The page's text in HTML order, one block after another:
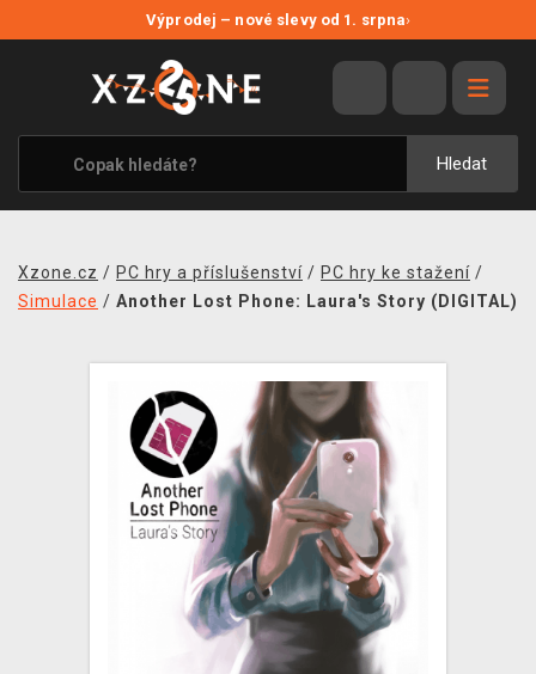
Výprodej – nové slevy od 1. srpna›
Hledat
VÝPRODEJ
VIDEOHRY
XZONE ORIGINALS
TÉMATIKY
MERCHANDISE
PRODEJNY
Xzone.cz / PC hry a příslušenství / PC hry ke stažení /
Simulace / Another Lost Phone: Laura's Story (DIGITAL)